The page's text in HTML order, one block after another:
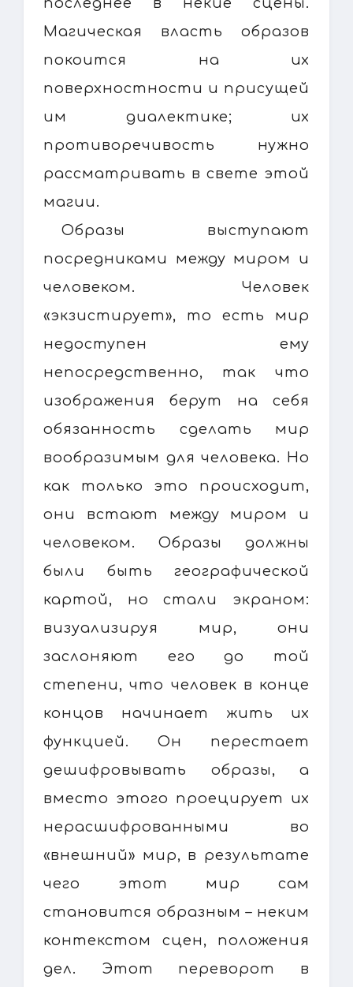
Магическая власть образов
покоится на их
поверхностности и присущей
им диалектике; их
противоречивость нужно
рассматривать в свете этой
магии.
Образы выступают
посредниками между миром и
человеком. Человек
«экзистирует», то есть мир
недоступен ему
непосредственно, так что
изображения берут на себя
обязанность сделать мир
вообразимым для человека. Но
как только это происходит,
они встают между миром и
человеком. Образы должны
были быть географической
картой, но стали экраном:
визуализируя мир, они
заслоняют его до той
степени, что человек в конце
концов начинает жить их
функцией. Он перестает
дешифровывать образы, а
вместо этого проецирует их
нерасшифрованными во
«внешний» мир, в результате
чего этот мир сам
становится образным – неким
контекстом сцен, положения
дел. Этот переворот в